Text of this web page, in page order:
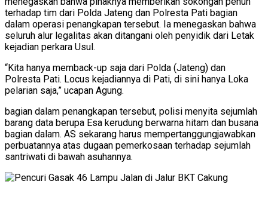
terhadap tim dari Polda Jateng dan Polresta Pati bagian
dalam operasi penangkapan tersebut. Ia menegaskan bahwa
seluruh alur legalitas akan ditangani oleh penyidik dari Letak
kejadian perkara Usul.
“Kita hanya memback-up saja dari Polda (Jateng) dan
Polresta Pati. Locus kejadiannya di Pati, di sini hanya Loka
pelarian saja,” ucapan Agung.
bagian dalam penangkapan tersebut, polisi menyita sejumlah
barang data berupa Esa kerudung berwarna hitam dan busana
bagian dalam. AS sekarang harus mempertanggungjawabkan
perbuatannya atas dugaan pemerkosaan terhadap sejumlah
santriwati di bawah asuhannya.